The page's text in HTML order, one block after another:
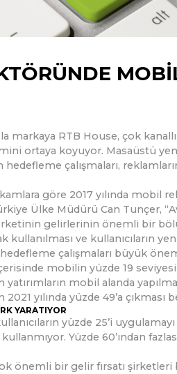
markaya RTB House, çok
ortaya koyuyor. Masaüstü
çalışmaları,
göre 2017 yılında mobil
Ülke Müdürü Can Tunçer,
gelirlerinin önemli bir
kullanılması ve kullanıcıların
çalışmaları büyük
mobilin yüzde 19
yatırımların mobil alanda
yılında yüzde 49’a çıkması
YARATIYOR
yüzde 25’i
Yüzde 60’ından
önemli bir gelir fırsatı şirketleri